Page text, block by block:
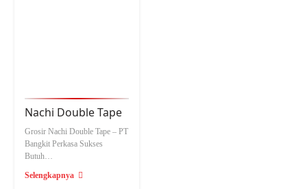
Nachi Double Tape
Grosir Nachi Double Tape – PT
Bangkit Perkasa Sukses
Butuh…
Selengkapnya